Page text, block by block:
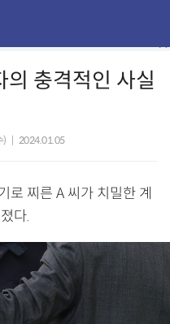
의 충격적인 사실
) 2024.01.05
로 찌른 A 씨가 치밀한 계
다.